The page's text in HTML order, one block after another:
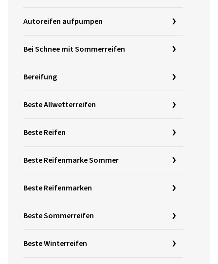
Autoreifen aufpumpen
Bei Schnee mit Sommerreifen
Bereifung
Beste Allwetterreifen
Beste Reifen
Beste Reifenmarke Sommer
Beste Reifenmarken
Beste Sommerreifen
Beste Winterreifen